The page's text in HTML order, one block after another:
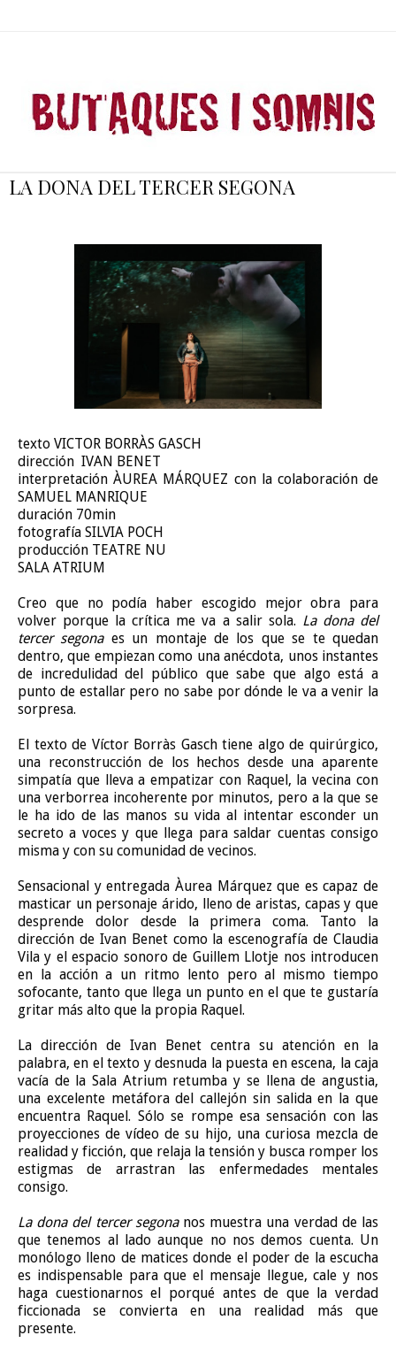
LA DONA DEL TERCER SEGONA
texto VICTOR BORRÀS GASCH
dirección IVAN BENET
interpretación ÀUREA MÁRQUEZ con la colaboración de
SAMUEL MANRIQUE
duración 70min
fotografía SILVIA POCH
producción TEATRE NU
SALA ATRIUM
Creo que no podía haber escogido mejor obra para
volver porque la crítica me va a salir sola. La dona del
tercer segonaes un montaje de los que se te quedan
dentro, que empiezan como una anécdota, unos instantes
de incredulidad del público que sabe que algo está a
punto de estallar pero no sabe por dónde le va a venir la
sorpresa.
El texto de Víctor Borràs Gasch tiene algo de quirúrgico,
una reconstrucción de los hechos desde una aparente
simpatía que lleva a empatizar con Raquel, la vecina con
una verborrea incoherente por minutos, pero a la que se
le ha ido de las manos su vida al intentar esconder un
secreto a voces y que llega para saldar cuentas consigo
misma y con su comunidad de vecinos.
Sensacional y entregada Àurea Márquez que es capaz de
masticar un personaje árido, lleno de aristas, capas y que
desprende dolor desde la primera coma. Tanto la
dirección de Ivan Benet como la escenografía de Claudia
Vila y el espacio sonoro de Guillem Llotje nos introducen
en la acción a un ritmo lento pero al mismo tiempo
sofocante, tanto que llega un punto en el que te gustaría
gritar más alto que la propia Raquel.
La dirección de Ivan Benet centra su atención en la
palabra, en el texto y desnuda la puesta en escena, la caja
vacía de la Sala Atrium retumba y se llena de angustia,
una excelente metáfora del callejón sin salida en la que
encuentra Raquel. Sólo se rompe esa sensación con las
proyecciones de vídeo de su hijo, una curiosa mezcla de
realidad y ficción, que relaja la tensión y busca romper los
estigmas de arrastran las enfermedades mentales
consigo.
La dona del tercer segonanos muestra una verdad de las
que tenemos al lado aunque no nos demos cuenta. Un
monólogo lleno de matices donde el poder de la escucha
es indispensable para que el mensaje llegue, cale y nos
haga cuestionarnos el porqué antes de que la verdad
ficcionada se convierta en una realidad más que
presente.